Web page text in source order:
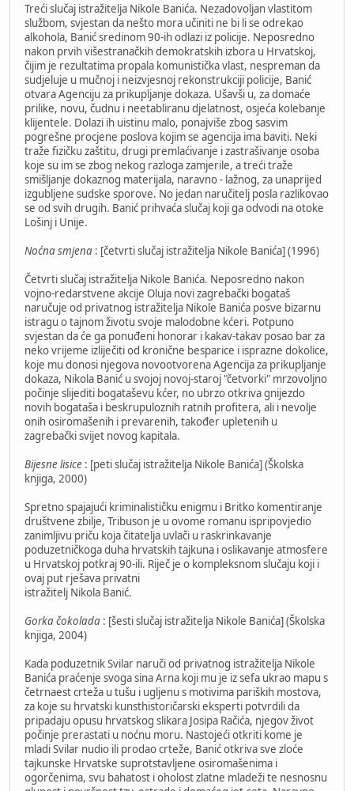
Treći slučaj istražitelja Nikole Banića. Nezadovoljan vlastitom
službom, svjestan da nešto mora učiniti ne bi li se odrekao
alkohola, Banić sredinom 90-ih odlazi iz policije. Neposredno
nakon prvih višestranačkih demokratskih izbora u Hrvatskoj,
čijim je rezultatima propala komunistička vlast, nespreman da
sudjeluje u mučnoj i neizvjesnoj rekonstrukciji policije, Banić
otvara Agenciju za prikupljanje dokaza. Ušavši u, za domaće
prilike, novu, čudnu i neetabliranu djelatnost, osjeća kolebanje
klijentele. Dolazi ih uistinu malo, ponajviše zbog sasvim
pogrešne procjene poslova kojim se agencija ima baviti. Neki
traže fizičku zaštitu, drugi premlaćivanje i zastrašivanje osoba
koje su im se zbog nekog razloga zamjerile, a treći traže
smišljanje dokaznog materijala, naravno - lažnog, za unaprijed
izgubljene sudske sporove. No jedan naručitelj posla razlikovao
se od svih drugih. Banić prihvaća slučaj koji ga odvodi na otoke
Lošinj i Unije.
Noćna smjena : [četvrti slučaj istražitelja Nikole Banića] (1996)
Četvrti slučaj istražitelja Nikole Banića. Neposredno nakon
vojno-redarstvene akcije Oluja novi zagrebački bogataš
naručuje od privatnog istražitelja Nikole Banića posve bizarnu
istragu o tajnom životu svoje malodobne kćeri. Potpuno
svjestan da će ga ponuđeni honorar i kakav-takav posao bar za
neko vrijeme izliječiti od kronične besparice i isprazne dokolice,
koje mu donosi njegova novootvorena Agencija za prikupljanje
dokaza, Nikola Banić u svojoj novoj-staroj "četvorki" mrzovoljno
počinje slijediti bogataševu kćer, no ubrzo otkriva gnijezdo
novih bogataša i beskrupuloznih ratnih profitera, ali i nevolje
onih osiromašenih i prevarenih, također upletenih u
zagrebački svijet novog kapitala.
Bijesne lisice : [peti slučaj istražitelja Nikole Banića] (Školska
knjiga, 2000)
Spretno spajajući kriminalističku enigmu i Britko komentiranje
društvene zbilje, Tribuson je u ovome romanu ispripovjedio
zanimljivu priču koja čitatelja uvlači u raskrinkavanje
poduzetničkoga duha hrvatskih tajkuna i oslikavanje atmosfere
u Hrvatskoj potkraj 90-ili. Riječ je o kompleksnom slučaju koji i
ovaj put rješava privatni
istražitelj Nikola Banić.
Gorka čokolada : [šesti slučaj istražitelja Nikole Banića] (Školska
knjiga, 2004)
Kada poduzetnik Svilar naruči od privatnog istražitelja Nikole
Banića praćenje svoga sina Arna koji mu je iz sefa ukrao mapu s
četrnaest crteža u tušu i ugljenu s motivima pariških mostova,
za koje su hrvatski kunsthistoričarski eksperti potvrdili da
pripadaju opusu hrvatskog slikara Josipa Račića, njegov život
počinje prerastati u noćnu moru. Nastojeći otkriti kome je
mladi Svilar nudio ili prodao crteže, Banić otkriva sve zloće
tajkunske Hrvatske suprotstavljene osiromašenima i
ogorčenima, svu bahatost i oholost zlatne mladeži te nesnosnu